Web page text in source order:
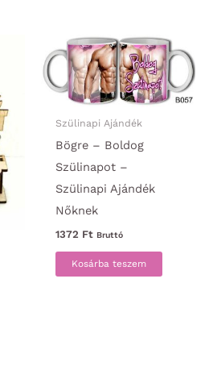
Szülinapi Ajándék
Bögre – Boldog
Szülinapot –
Szülinapi Ajándék
Nőknek
1372 Ft Bruttó
Kosárba teszem